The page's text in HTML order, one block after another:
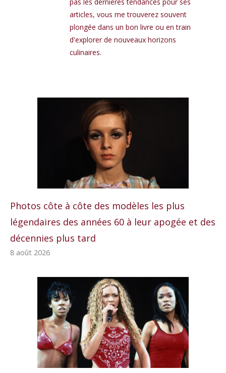
articles, vous me trouverez souvent
plongée dans un bon livre ou en train
d'explorer de nouveaux horizons
culinaires.
Photos côte à côte des modèles les plus
légendaires des années 60 à leur apogée et des
décennies plus tard
8 août 2026